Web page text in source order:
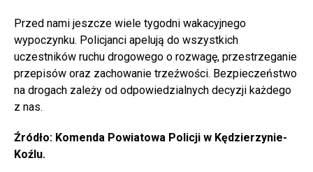
Przed nami jeszcze wiele tygodni wakacyjnego
wypoczynku. Policjanci apelują do wszystkich
uczestników ruchu drogowego o rozwagę, przestrzeganie
przepisów oraz zachowanie trzeźwości. Bezpieczeństwo
na drogach zależy od odpowiedzialnych decyzji każdego
z nas.
Źródło: Komenda Powiatowa Policji w Kędzierzynie-
Koźlu.